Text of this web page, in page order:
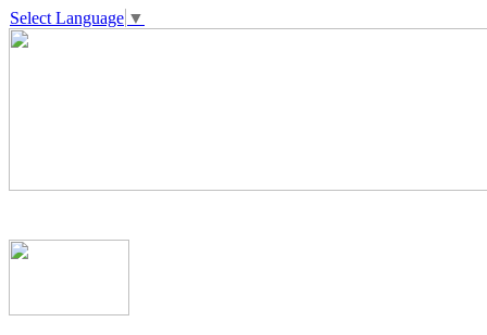
Select Language ▼